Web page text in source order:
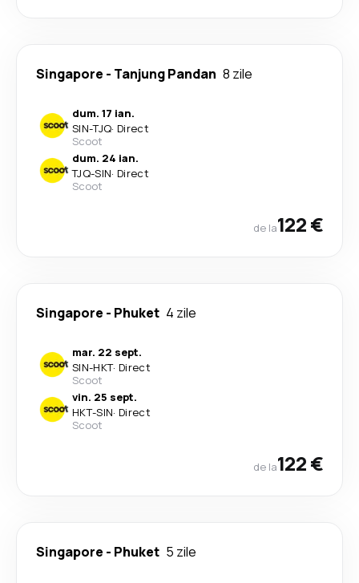
Singapore - Tanjung Pandan 8 zile
dum. 17 ian.
SIN-TJQ· Direct
Scoot
dum. 24 ian.
TJQ-SIN· Direct
Scoot
de la122 €
Singapore - Phuket 4 zile
mar. 22 sept.
SIN-HKT· Direct
Scoot
vin. 25 sept.
HKT-SIN· Direct
Scoot
de la122 €
Singapore - Phuket 5 zile